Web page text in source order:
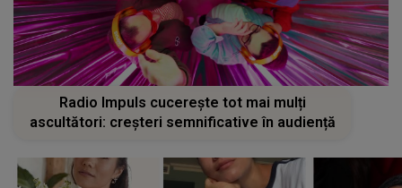
Radio Impuls cucerește tot mai mulți
ascultători: creșteri semnificative în audiență